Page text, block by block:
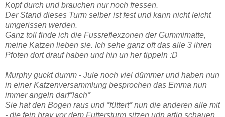
Kopf durch und brauchen nur noch fressen.
Der Stand dieses Turm selber ist fest und kann nicht leicht
umgerissen werden.
Ganz toll finde ich die Fussreflexzonen der Gummimatte,
meine Katzen lieben sie. Ich sehe ganz oft das alle 3 ihren
Pfoten dort drauf haben und hin un her tippeln :D
Murphy guckt dumm - Jule noch viel dümmer und haben nun
in einer Katzenversammlung besprochen das Emma nun
immer angeln darf*lach*
Sie hat den Bogen raus und *füttert* nun die anderen alle mit
- die fein brav vor dem Futtersturm sitzen udn artig schauen.